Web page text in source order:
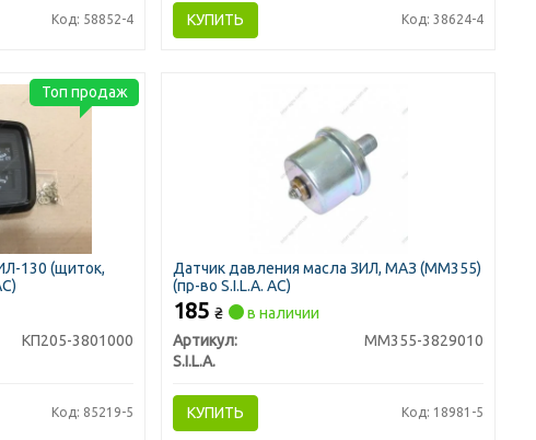
Код: 58852-4 КУПИТЬ Код: 38624-4
130 (щиток,
КП205-3801000
Код: 85219-5
Топ продаж
Датчик давления масла ЗИЛ, МАЗ (ММ355)
(пр-во S.I.L.A. AC)
185₴
в наличии
Артикул:
ММ355-3829010
S.I.L.A.
КУПИТЬ Код: 18981-5